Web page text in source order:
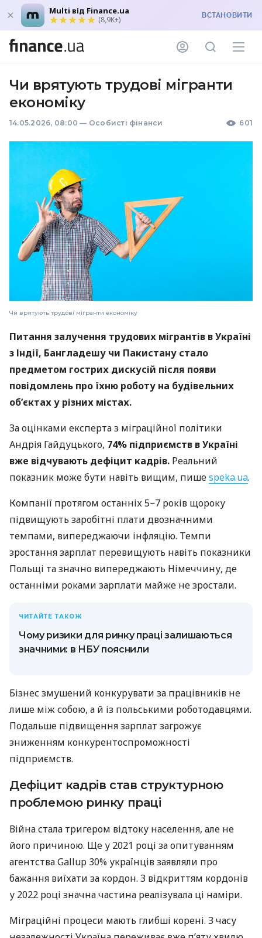
Multi від Finance.ua
(8,9K+) ВСТАНОВИТИ
Чи врятують трудові мігранти
економіку
14.05.2026, 08:00 — Особисті фінанси 601
Чи врятують трудові мігранти економіку
Питання залучення трудових мігрантів в Україні
з Індії, Бангладешу чи Пакистану стало
предметом гострих дискусій після появи
повідомлень про їхню роботу на будівельних
об’єктах у різних містах.
За оцінками експерта з міграційної політики
Андрія Гайдуцького, 74% підприємств в Україні
вже відчувають дефіцит кадрів. Реальний
показник може бути навіть вищим, пишеspeka.ua.
Компанії протягом останніх 5−7 років щороку
підвищують заробітні плати двозначними
темпами, випереджаючи інфляцію. Темпи
зростання зарплат перевищують навіть показники
Польщі та значно випереджають Німеччину, де
останніми роками зарплати майже не зростали.
ЧИТАЙТЕ ТАКОЖ
Чому ризики для ринку праці залишаються
значними: в НБУ пояснили
Бізнес змушений конкурувати за працівників не
лише між собою, а й із польськими роботодавцями.
Подальше підвищення зарплат загрожує
зниженням конкурентоспроможності
підприємств.
Дефіцит кадрів став структурною
проблемою ринку праці
Війна стала тригером відтоку населення, але не
його причиною. Ще у 2021 році за опитуванням
агентства Gallup 30% українців заявляли про
бажання виїхати за кордон. З відкриттям кордонів
у 2022 році значна частина реалізувала ці наміри.
Міграційні процеси мають глибші корені. З часу